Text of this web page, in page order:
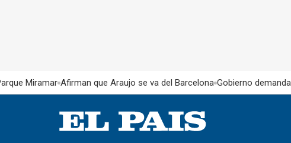
Miramar Afirman que Araujo se va del Barcelona Gobierno